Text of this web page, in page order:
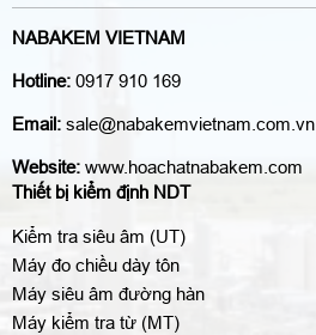
NABAKEM VIETNAM
Hotline: 0917 910 169
Email: sale@nabakemvietnam.com.vn
Website: www.hoachatnabakem.com
Thiết bị kiểm định NDT
Kiểm tra siêu âm (UT)
Máy đo chiều dày tôn
Máy siêu âm đường hàn
Máy kiểm tra từ (MT)